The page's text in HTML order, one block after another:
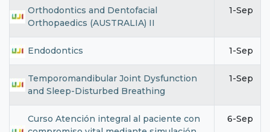
Orthodontics and Dentofacial
Orthopaedics (AUSTRALIA) II
1-Sep
Endodontics 1-Sep
Temporomandibular Joint Dysfunction
and Sleep-Disturbed Breathing
1-Sep
Curso Atención integral al paciente con
6-Sep